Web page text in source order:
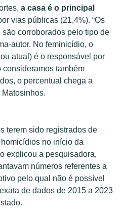
a casa é o principal
vias públicas (21,4%). “Os
corroborados pelo tipo de
autor. No feminicídio, o
atual) é o responsável por
consideramos também
o percentual chega a
Matosinhos.
terem sido registrados de
no início da
explicou a pesquisadora,
números referentes a
pelo qual não é possível
de dados de 2015 a 2023